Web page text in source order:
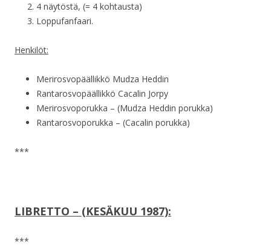
4 näytöstä, (= 4 kohtausta)
Loppufanfaari.
Henkilöt:
Merirosvopäällikkö Mudza Heddin
Rantarosvopäällikkö Cacalin Jorpy
Merirosvoporukka – (Mudza Heddin porukka)
Rantarosvoporukka – (Cacalin porukka)
***
LIBRETTO – (KESÄKUU 1987):
***